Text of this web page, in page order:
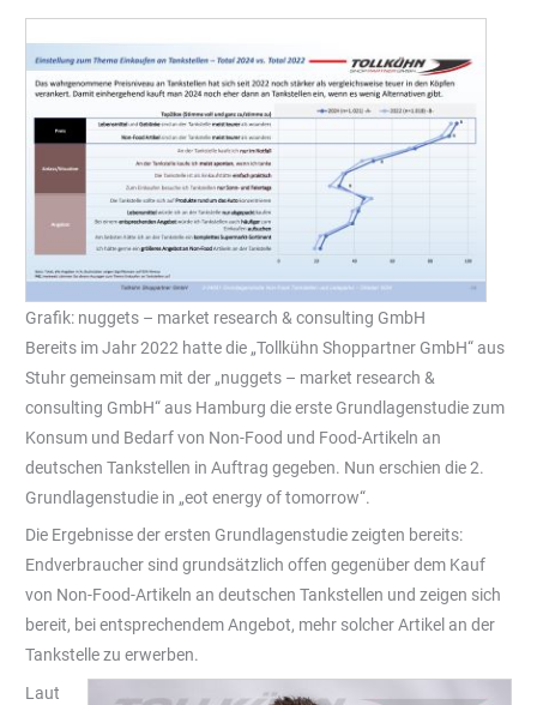
Grafik: nuggets – market research & consulting GmbH
Bereits im Jahr 2022 hatte die „Tollkühn Shoppartner GmbH“ aus
Stuhr gemeinsam mit der „nuggets – market research &
consulting GmbH“ aus Hamburg die erste Grundlagenstudie zum
Konsum und Bedarf von Non-Food und Food-Artikeln an
deutschen Tankstellen in Auftrag gegeben. Nun erschien die 2.
Grundlagenstudie in „eot energy of tomorrow“.
Die Ergebnisse der ersten Grundlagenstudie zeigten bereits:
Endverbraucher sind grundsätzlich offen gegenüber dem Kauf
von Non-Food-Artikeln an deutschen Tankstellen und zeigen sich
bereit, bei entsprechendem Angebot, mehr solcher Artikel an der
Tankstelle zu erwerben.
Laut